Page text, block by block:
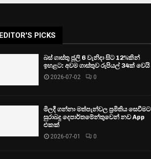
EDITOR'S PICKS
බස් ගාස්තු ජූලි 6 වැනිදා සිට 12%කින්
ඉහළට: අවම ගාස්තුව රුපියල් 34ක් වෙයි
2026-07-02 0
මිලදී ගන්නා මත්පැන්වල ප්‍රමිතිය සෙවීමට
සුරාබදු දෙපාර්තමේන්තුවෙන් නව App
එකක්
2026-07-01 0